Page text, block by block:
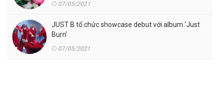
07/05/2021
JUST B tổ chức showcase debut với album 'Just
Burn'
07/05/2021